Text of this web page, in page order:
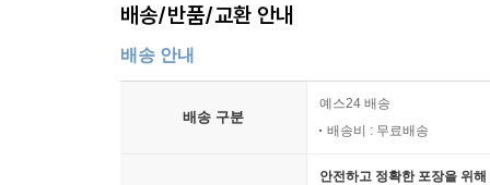
배송/반품/교환 안내
배송 안내
배송 구분
예스24 배송
배송비 : 무료배송
안전하고 정확한 포장을 위